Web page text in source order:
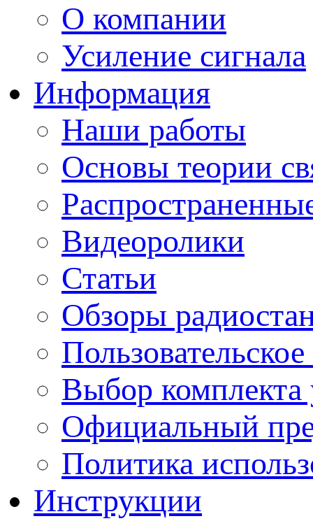
О компании
Усиление сигнала
Информация
Наши работы
Основы теории
Видеоролики
Статьи
Обзоры
Выбор комплекта
Официальный
Политика
Инструкции